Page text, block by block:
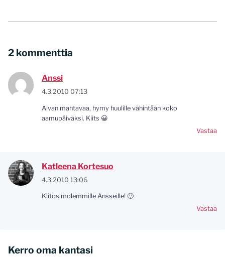
2 kommenttia
Anssi
4.3.2010 07:13
Aivan mahtavaa, hymy huulille vähintään koko
aamupäiväksi. Kiits 😀
Vastaa
Katleena Kortesuo
4.3.2010 13:06
Kiitos molemmille Ansseille! 🙂
Vastaa
Kerro oma kantasi